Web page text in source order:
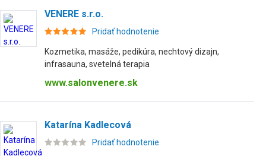
VENERE s.r.o.
Pridať hodnotenie
Kozmetika, masáže, pedikúra, nechtový dizajn,
infrasauna, svetelná terapia
www.salonvenere.sk
Katarína Kadlecová
Pridať hodnotenie